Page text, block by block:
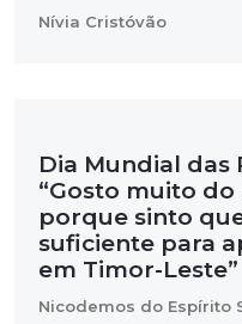
Nívia Cristóvão
Dia Mundial das
“Gosto muito
porque sinto
suficiente para
em Timor-Leste”
Nicodemos do Espírito